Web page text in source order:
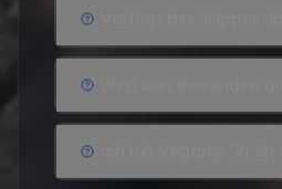
Wird den Reisenden
Ich bin Veganer*in,